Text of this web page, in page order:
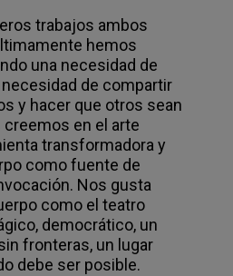
trabajos ambos
hemos
una necesidad de
de compartir
y hacer que otros sean
en el arte
transformadora y
como fuente de
Nos gusta
como el teatro
democrático, un
fronteras, un lugar
debe ser posible.